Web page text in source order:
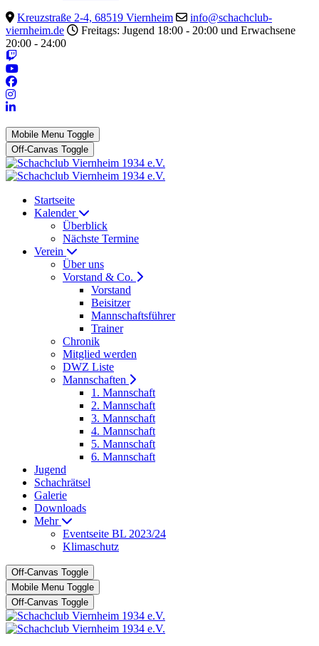
Kreuzstraße 2-4, 68519 Viernheim
info@schachclub-
viernheim.de
Freitags: Jugend 18:00 - 20:00 und Erwachsene
20:00 - 24:00
Mobile Menu Toggle
Off-Canvas Toggle
Startseite
Kalender
Überblick
Nächste Termine
Verein
Über uns
Vorstand & Co.
Vorstand
Beisitzer
Mannschaftsführer
Trainer
Chronik
Mitglied werden
DWZ Liste
Mannschaften
1. Mannschaft
2. Mannschaft
3. Mannschaft
4. Mannschaft
5. Mannschaft
6. Mannschaft
Jugend
Schachrätsel
Galerie
Downloads
Mehr
Eventseite BL 2023/24
Klimaschutz
Off-Canvas Toggle
Mobile Menu Toggle
Off-Canvas Toggle